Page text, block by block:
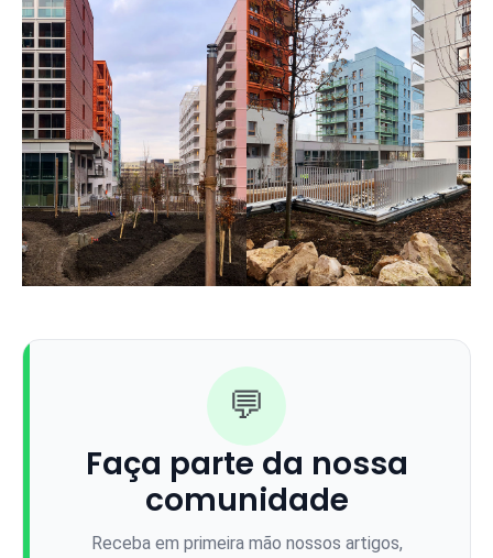
💬
Faça parte da nossa
comunidade
Receba em primeira mão nossos artigos,